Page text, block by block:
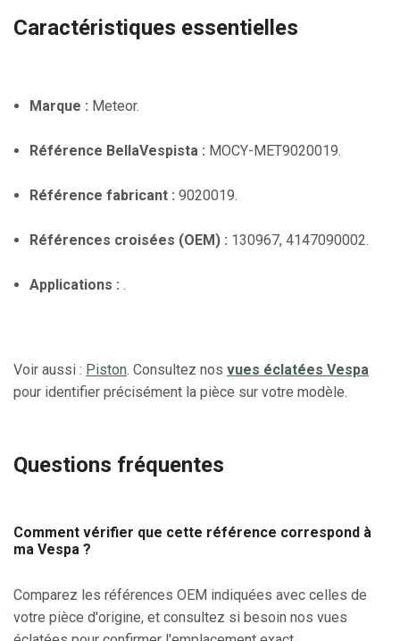
Caractéristiques essentielles
Marque : Meteor.
Référence BellaVespista : MOCY-MET9020019.
Référence fabricant : 9020019.
Références croisées (OEM) : 130967, 4147090002.
Applications : .
Voir aussi : Piston. Consultez nos vues éclatées Vespa
pour identifier précisément la pièce sur votre modèle.
Questions fréquentes
Comment vérifier que cette référence correspond à
ma Vespa ?
Comparez les références OEM indiquées avec celles de
votre pièce d'origine, et consultez si besoin nos vues